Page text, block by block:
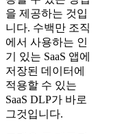
을 제공하는 것입
니다. 수백만 조직
에서 사용하는 인
기 있는 SaaS 앱에
저장된 데이터에
적용할 수 있는
SaaS DLP가 바로
그것입니다.